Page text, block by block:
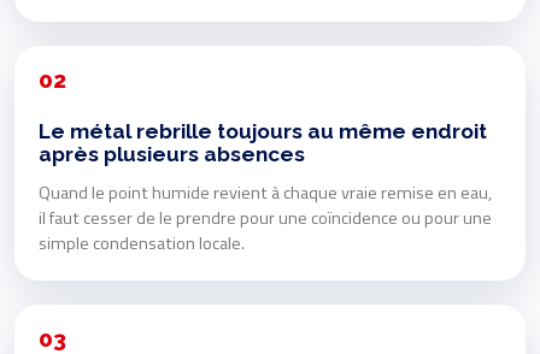
02
Le métal rebrille toujours au même endroit
après plusieurs absences
Quand le point humide revient à chaque vraie remise en eau,
il faut cesser de le prendre pour une coïncidence ou pour une
simple condensation locale.
03